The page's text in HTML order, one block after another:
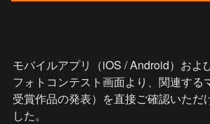
モバイルアプリ（iOS / Android）およ
フォトコンテスト画面より、関連する
受賞作品の発表）を直接ご確認いただ
した。